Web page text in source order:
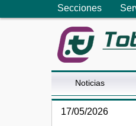
Secciones
Noticias
17/05/2026